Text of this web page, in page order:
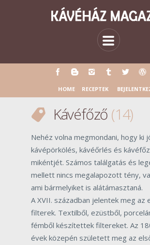
HOME RECEPTEK
Kávéfőző 14
Nehéz volna megmondani, hogy ki
kávépörkölés, kávéőrlés és
mikéntjét. Számos találgatás és
mellett nincs megalapozott tény,
ami bármelyiket is alátámasztaná.
A XVII. században jelentek meg az
filterek. Textilből, ezüstből,
fémből készítettek filtereket. Az
évek közepén született meg az